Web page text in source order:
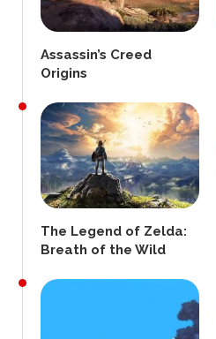
Assassin’s Creed
Origins
The Legend of Zelda:
Breath of the Wild